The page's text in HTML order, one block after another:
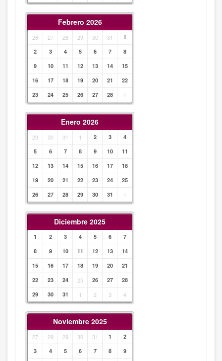
Febrero 2026
26 27 28 29 30 31
1
2
3 4 5 6 7
8
9
10 11 12 13 14
15
16
17 18 19 20 21
22
23
24 25 26 27 28 1
Enero 2026
29 30 31 1 2 3
4
5
6 7 8 9 10
11
12
13 14 15 16 17
18
19
20 21 22 23 24
25
26
27 28 29 30 31 1
Diciembre 2025
1 2 3 4 5 6
7
8
9 10 11 12 13
14
15
16 17 18 19 20
21
22
23 24 25 26 27
28
29
30 31 1 2 3 4
Noviembre 2025
27 29 29 30 31 1
2
3
4 5 6 7 8
9